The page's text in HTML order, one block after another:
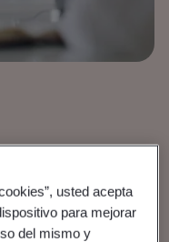
usted acepta
para mejorar
del mismo y